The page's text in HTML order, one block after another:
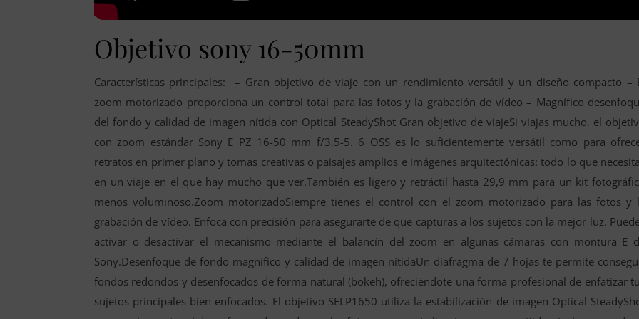
Objetivo sony 16-50mm
Características principales: – Gran objetivo de viaje con un rendimiento versátil y un diseño compacto –
zoom motorizado proporciona un control total para las fotos y la grabación de vídeo – Magnífico
del fondo y calidad de imagen nítida con Optical SteadyShot Gran objetivo de viajeSi viajas mucho, el
con zoom estándar Sony E PZ 16-50 mm f/3,5-5. 6 OSS es lo suficientemente versátil como para
retratos en primer plano y tomas creativas o paisajes amplios e imágenes arquitectónicas: todo lo que
en un viaje en el que hay mucho que ver.También es ligero y retráctil hasta 29,9 mm para un kit
menos voluminoso.Zoom motorizadoSiempre tienes el control con el zoom motorizado para las fotos y
grabación de vídeo. Enfoca con precisión para asegurarte de que capturas a los sujetos con la mejor luz.
activar o desactivar el mecanismo mediante el balancín del zoom en algunas cámaras con montura E
Sony.Desenfoque de fondo magnífico y calidad de imagen nítidaUn diafragma de 7 hojas te permite
fondos redondos y desenfocados de forma natural (bokeh), ofreciéndote una forma profesional de enfatizar
sujetos principales bien enfocados. El objetivo SELP1650 utiliza la estabilización de imagen Optical